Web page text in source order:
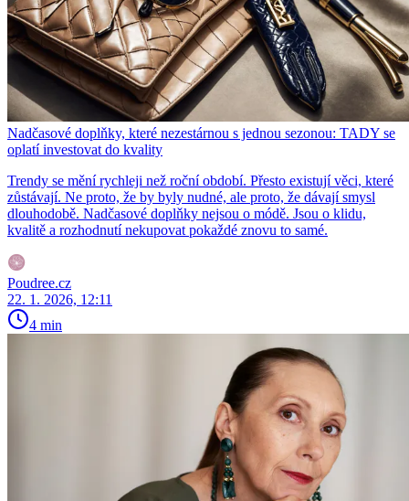
Nadčasové doplňky, které nezestárnou s jednou sezonou: TADY se
oplatí investovat do kvality
Trendy se mění rychleji než roční období. Přesto existují věci, které
zůstávají. Ne proto, že by byly nudné, ale proto, že dávají smysl
dlouhodobě. Nadčasové doplňky nejsou o módě. Jsou o klidu,
kvalitě a rozhodnutí nekupovat pokaždé znovu to samé.
Poudree.cz
22. 1. 2026, 12:11
4 min